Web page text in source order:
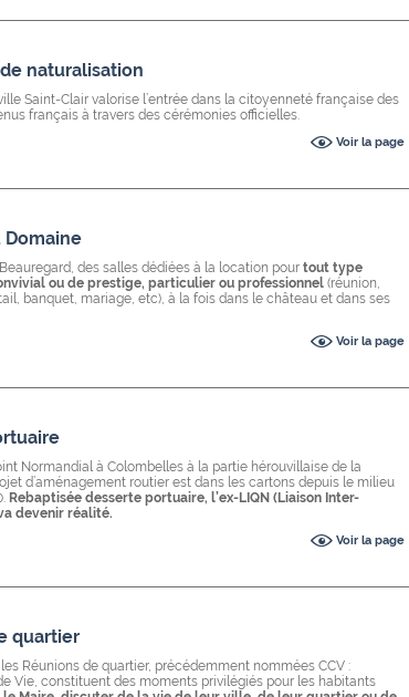
naturalisation
Saint-Clair valorise l’entrée dans la citoyenneté française des
français à travers des cérémonies officielles.
Voir la page
Domaine
des salles dédiées à la location pourtout type
ou de prestige, particulier ou professionnel (réunion,
banquet, mariage, etc), à la fois dans le château et dans ses
Voir la page
Normandial à Colombelles à la partie hérouvillaise de la
d’aménagement routier est dans les cartons depuis le milieu
Rebaptisée desserte portuaire, l’ex-LIQN (Liaison Inter-
devenir réalité.
Voir la page
quartier
les Réunions de quartier, précédemment nommées CCV :
Vie, constituent des moments privilégiés pour les habitants